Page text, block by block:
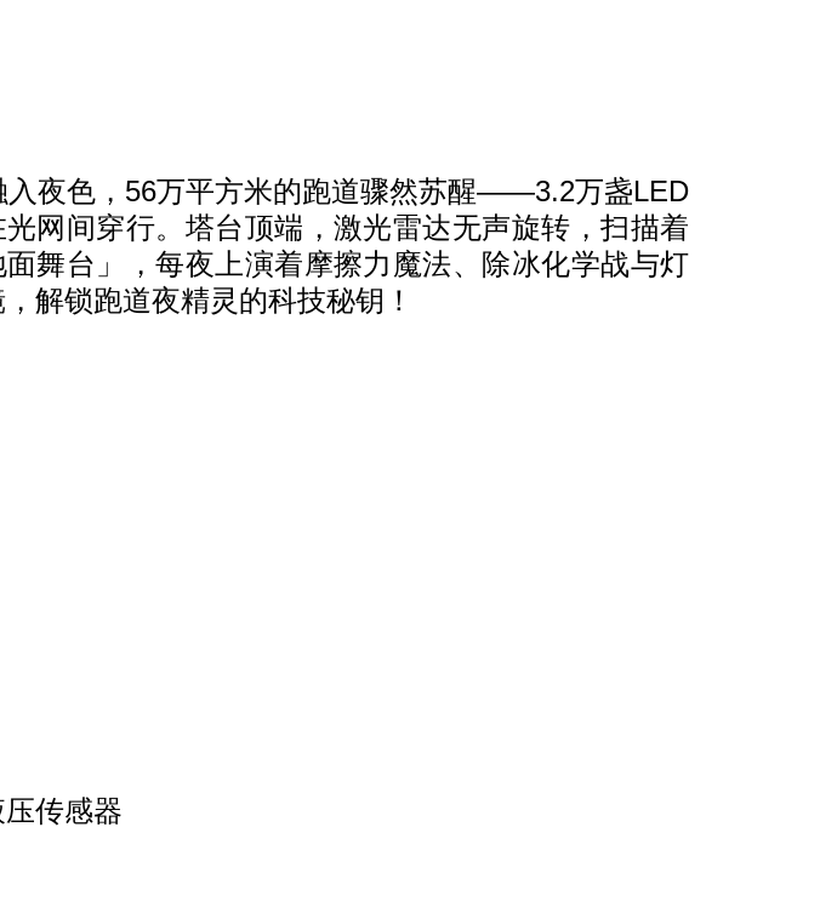
夜色，56万平方米的跑道骤然苏醒——3.2万盏LED
网间穿行。塔台顶端，激光雷达无声旋转，扫描着
舞台」，每夜上演着摩擦力魔法、 除冰化学战与灯
解锁跑道夜精灵的科技秘钥！
传感器